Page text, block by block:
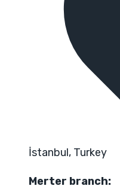
İstanbul, Turkey
Merter branch: